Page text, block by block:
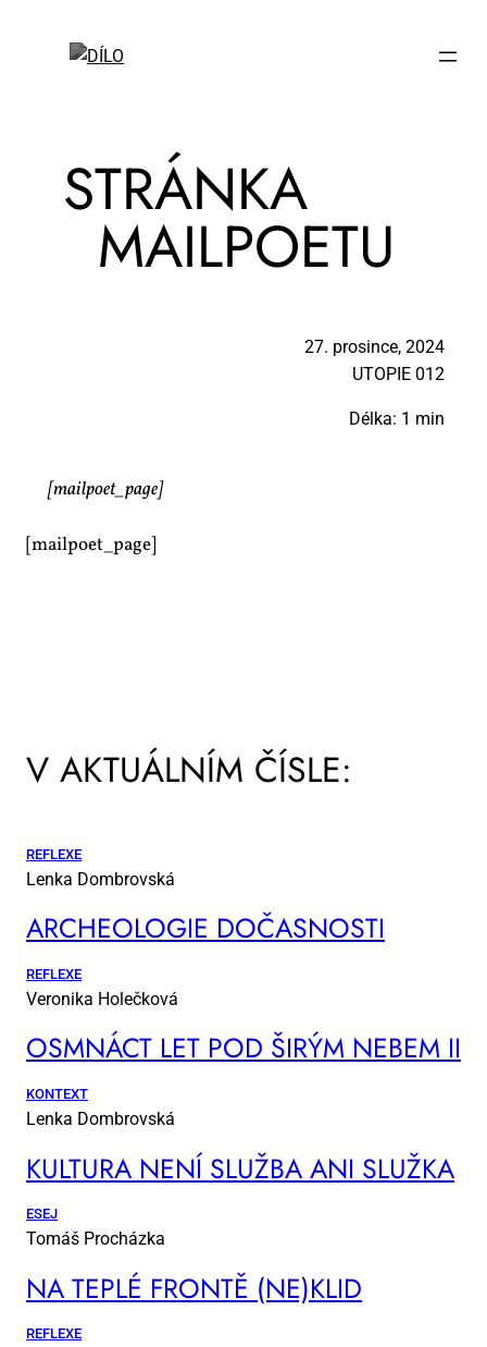
STRÁN­KA
MAIL­PO­ETU
27. prosince, 2024
UTO­PIE 012
Délka: 1 min
[mailpoet_page]
[mailpoet_page]
V AKTUÁLNÍM ČÍSLE:
REFLEXE
Lenka Dombrovská
AR­CHE­O­LO­GIE DO­ČAS­NOS­TI
REFLEXE
Veronika Holečková
OSM­NÁCT LET POD ŠI­RÝM NE­BEM II
KONTEXT
Lenka Dombrovská
KUL­TU­RA NE­NÍ SLUŽ­BA ANI SLUŽ­KA
ESEJ
Tomáš Procházka
NA TEP­LÉ FRON­TĚ (NE)KLID
REFLEXE